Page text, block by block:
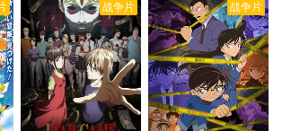
遭遇魔物袭击。当那位青年飒爽登场，轻松击
惊得目瞪口呆。“镜浩二、村民……等级……99
极致境界，反抗既定命运的村民——镜浩二。
——爱丽丝。两人相遇后，与伙伴们共同追寻
想。在这个被命运赋予“对立”的世界里等待着他
为人知的法则。
战争片 战争片